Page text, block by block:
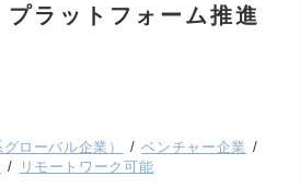
ラットフォーム推進
ローバル企業）
ベンチャー企業
リモートワーク可能